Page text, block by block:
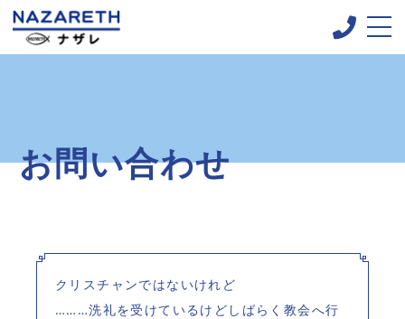
葬儀の流れ
その他の事業
お問い合わせ
クリスチャンではないけれど
………洗礼を受けているけどしばらく教会へ行